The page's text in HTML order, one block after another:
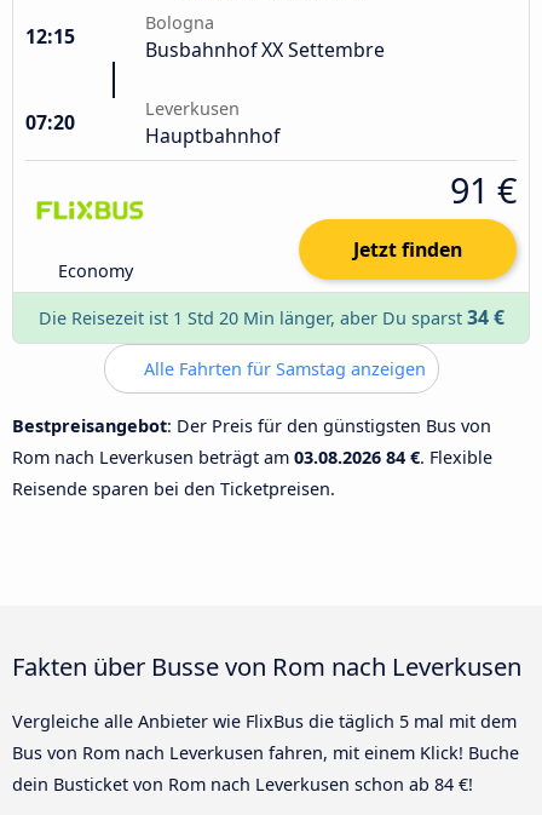
12:15
Bologna
Busbahnhof XX Settembre
07:20
Leverkusen
Hauptbahnhof
Economy
91 €
Jetzt finden
Die Reisezeit ist 1 Std 20 Min länger, aber Du sparst 34 €
Alle Fahrten für Samstag anzeigen
Bestpreisangebot: Der Preis für den günstigsten Bus von
Rom nach Leverkusen beträgt am 03.08.2026 84 €. Flexible
Reisende sparen bei den Ticketpreisen.
Fakten über Busse von Rom nach Leverkusen
Vergleiche alle Anbieter wie FlixBus die täglich 5 mal mit dem
Bus von Rom nach Leverkusen fahren, mit einem Klick! Buche
dein Busticket von Rom nach Leverkusen schon ab 84 €!